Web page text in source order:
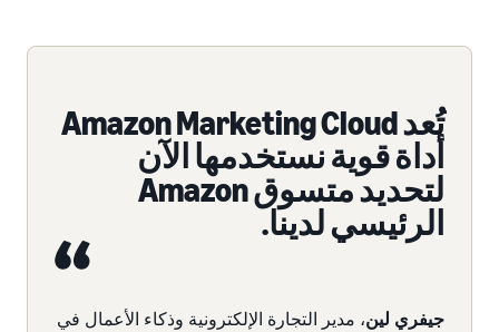
تُعد Amazon Marketing Cloud
أداة قوية نستخدمها الآن
لتحديد متسوق Amazon
الرئيسي لدينا.
جيفري لين، مدير التجارة الإلكترونية وذكاء الأعمال في